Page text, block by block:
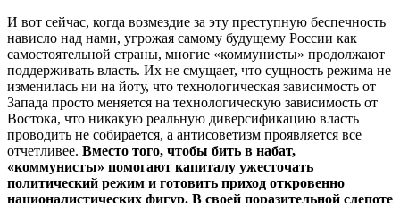
И вот сейчас, когда возмездие за эту преступную беспечность
нависло над нами, угрожая самому будущему России как
самостоятельной страны, многие «коммунисты» продолжают
поддерживать власть. Их не смущает, что сущность режима не
изменилась ни на йоту, что технологическая зависимость от
Запада просто меняется на технологическую зависимость от
Востока, что никакую реальную диверсификацию власть
проводить не собирается, а антисоветизм проявляется все
отчетливее. Вместо того, чтобы бить в набат,
«коммунисты» помогают капиталу ужесточать
политический режим и готовить приход откровенно
националистических фигур. В своей поразительной слепоте